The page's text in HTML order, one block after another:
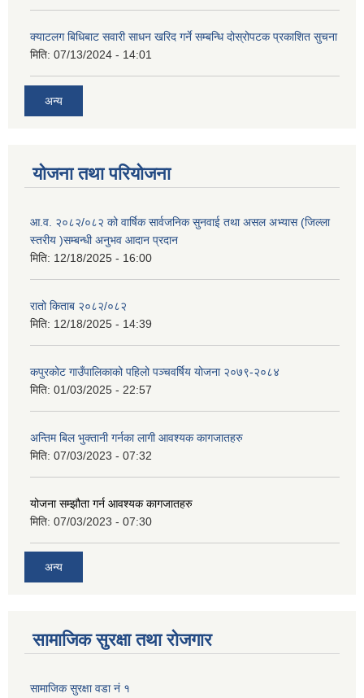
क्याटलग बिधिबाट सवारी साधन खरिद गर्ने सम्बन्धि दोस्रोपटक प्रकाशित सुचना
मिति: 07/13/2024 - 14:01
अन्य
योजना तथा परियोजना
आ.व. २०८२/०८२ को वार्षिक सार्वजनिक सुनवाई तथा असल अभ्यास (जिल्ला
स्तरीय )सम्बन्धी अनुभव आदान प्रदान
मिति: 12/18/2025 - 16:00
रातो किताब २०८२/०८२
मिति: 12/18/2025 - 14:39
कपुरकोट गाउँपालिकाको पहिलो पञ्चवर्षिय योजना २०७९-२०८४
मिति: 01/03/2025 - 22:57
अन्तिम बिल भुक्तानी गर्नका लागी आवश्यक कागजातहरु
मिति: 07/03/2023 - 07:32
योजना सम्झौता गर्न आवश्यक कागजातहरु
मिति: 07/03/2023 - 07:30
अन्य
सामाजिक सुरक्षा तथा रोजगार
सामाजिक सुरक्षा वडा नं १